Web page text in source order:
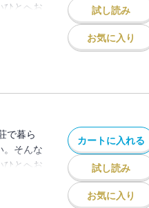
ひとへお
試し読み
お気に入り
で暮ら
。そんな
ひとへお
カートに入れる
試し読み
お気に入り